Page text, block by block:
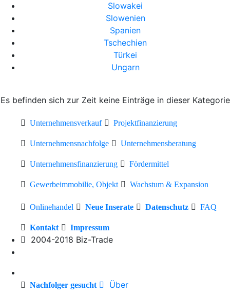
Slowakei
Slowenien
Spanien
Tschechien
Türkei
Ungarn
Es befinden sich zur Zeit keine Einträge in dieser Kategorie
Unternehmensverkauf Projektfinanzierung
Unternehmensnachfolge Unternehmensberatung
Unternehmensfinanzierung Fördermittel
Gewerbeimmobilie, Objekt Wachstum & Expansion
Onlinehandel Neue Inserate Datenschutz FAQ
Kontakt Impressum
2004-2018 Biz-Trade
Nachfolger gesucht Über